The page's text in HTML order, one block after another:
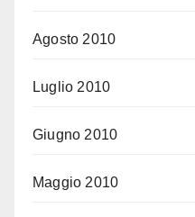
Agosto 2010
Luglio 2010
Giugno 2010
Maggio 2010